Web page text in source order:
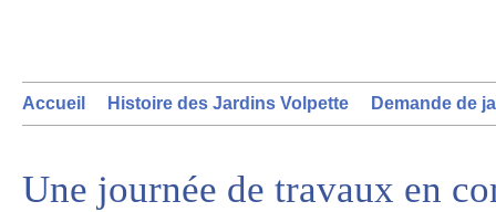
Accueil Histoire des Jardins Volpette Demande de
Une journée de travaux en